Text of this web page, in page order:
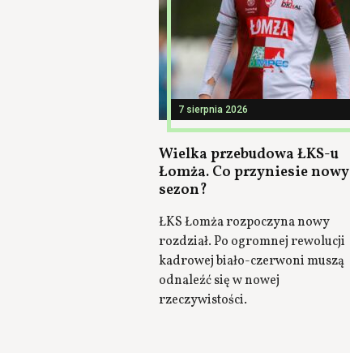
7 sierpnia 2026
Wielka przebudowa ŁKS-u
Łomża. Co przyniesie nowy
sezon?
ŁKS Łomża rozpoczyna nowy
rozdział. Po ogromnej rewolucji
kadrowej biało-czerwoni muszą
odnaleźć się w nowej
rzeczywistości.